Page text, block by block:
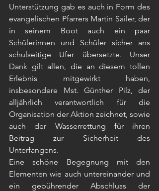
Unterstützung gab es auch in Form des
evangelischen Pfarrers Martin Sailer, der
in seinem Boot auch ein paar
Schülerinnen und Schüler sicher ans
schulseitige Ufer übersetzte. Unser
Dank gilt allen, die an diesem tollen
Erlebnis mitgewirkt haben,
insbesondere Mst. Günther Pilz, der
alljährlich verantwortlich für die
Organisation der Aktion zeichnet, sowie
auch der Wasserrettung für ihren
Beitrag zur Sicherheit des
Unterfangens.
Eine schöne Begegnung mit den
Elementen wie auch untereinander und
ein gebührender Abschluss der